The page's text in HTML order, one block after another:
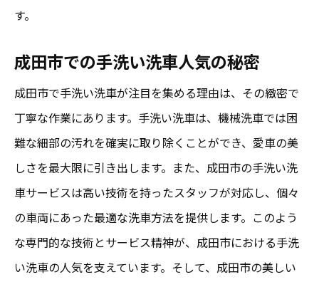
す。
成田市での手洗い洗車人気の秘密
成田市で手洗い洗車が注目を集める理由は、その緻密で
丁寧な作業にあります。手洗い洗車は、機械洗車では困
難な細部の汚れを確実に取り除くことができ、愛車の美
しさを最大限に引き出します。また、成田市の手洗い洗
車サービスは高い技術を持ったスタッフが対応し、個々
の車両にあった最適な洗車方法を提供します。このよう
な専門的な技術とサービス精神が、成田市における手洗
い洗車の人気を支えています。そして、成田市の美しい